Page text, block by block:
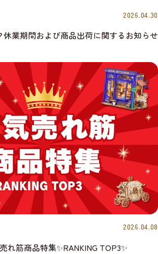
2026.04.30
休業期間および商品出荷に関するお知らせ
2026.04.08
れ筋商品特集✨RANKING TOP3✨